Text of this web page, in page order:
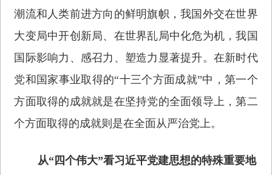
潮流和人类前进方向的鲜明旗帜，我国外交在世界
大变局中开创新局、在世界乱局中化危为机，我国
国际影响力、感召力、塑造力显著提升。在新时代
党和国家事业取得的“十三个方面成就”中，第一个
方面取得的成就就是在坚持党的全面领导上，第二
个方面取得的成就则是在全面从严治党上。
从“四个伟大”看习近平党建思想的特殊重要地